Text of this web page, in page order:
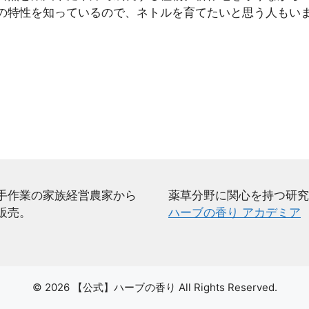
特性を知っているので、ネトルを育てたいと思う人も
作業の家族経営農家から
。
薬草分野に関心を持つ研
ハーブの香り アカデミア
© 2026 【公式】ハーブの香り All Rights Reserved.